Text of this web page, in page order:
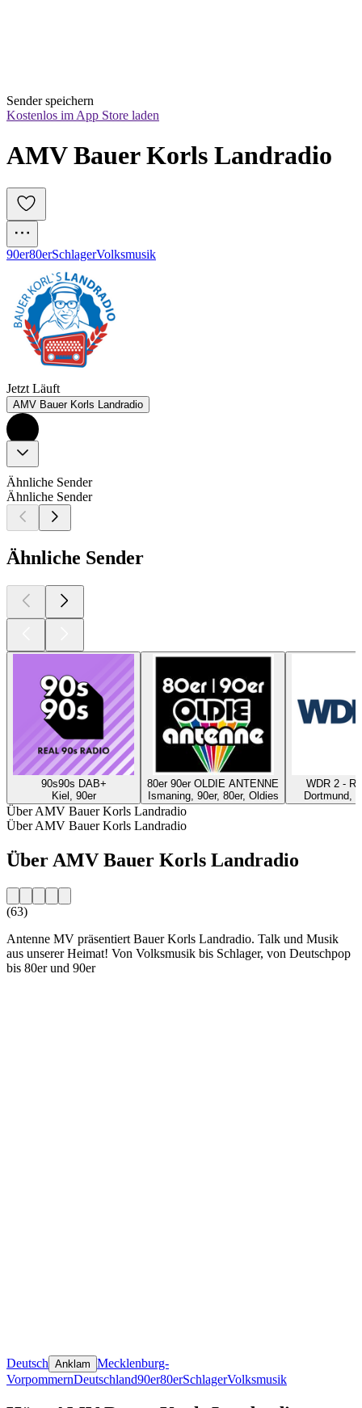
Sender speichern
Kostenlos im App Store laden
AMV Bauer Korls Landradio
90er80erSchlagerVolksmusik
Jetzt Läuft
AMV Bauer Korls Landradio
Ähnliche Sender
Ähnliche Sender
Ähnliche Sender
90s90s DAB+
Kiel, 90er
80er 90er OLDIE ANTENNE
Ismaning, 90er, 80er, Oldies
WDR 2 -
Dortmund,
Über AMV Bauer Korls Landradio
Über AMV Bauer Korls Landradio
Über AMV Bauer Korls Landradio
(63)
Antenne MV präsentiert Bauer Korls Landradio. Talk und Musik
aus unserer Heimat! Von Volksmusik bis Schlager, von Deutschpop
bis 80er und 90er
Deutsch Anklam Mecklenburg-
VorpommernDeutschland90er80erSchlagerVolksmusik